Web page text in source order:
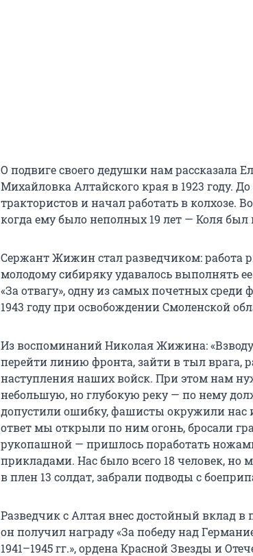
О подвиге своего дедушки нам рассказала
Михайловка Алтайского края в 1923 году.
трактористов и начал работать в колхозе.
когда ему было неполных 19 лет — Коля
Сержант Жижин стал разведчиком: работа
молодому сибиряку удавалось выполнять
«За отвагу», одну из самых почетных
1943 году при освобождении Смоленской
Из воспоминаний Николая Жижина:
перейти линию фронта, зайти в тыл врага,
наступления наших войск. При этом нам
небольшую, но глубокую реку — по нему
допустили ошибку, фашисты окружили нас
ответ мы открыли по ним огонь, бросали
рукопашной — пришлось поработать
прикладами. Нас было всего 18 человек, но
в плен 13 солдат, забрали подводы с
Разведчик с Алтая внес достойный вклад в
он получил награду «За победу над
1941–1945 гг.», ордена Красной Звезды и